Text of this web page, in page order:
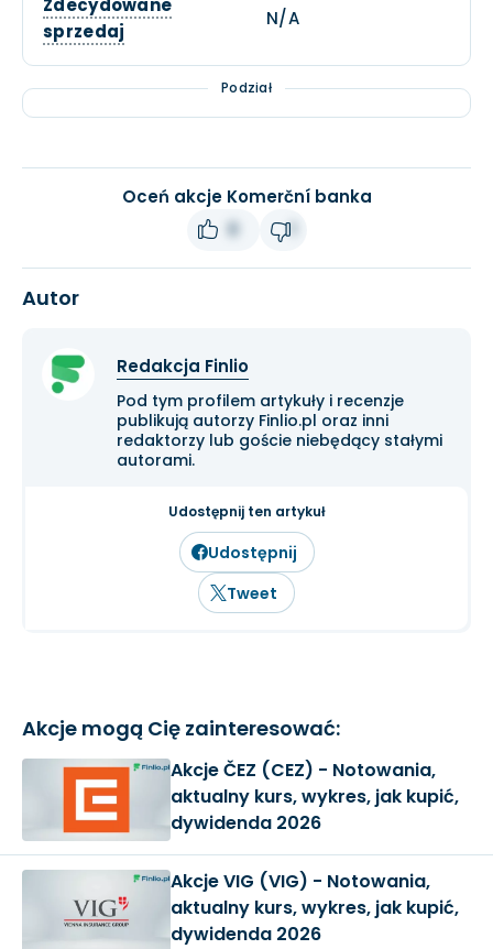
Zdecydowane
sprzedaj
N/A
Podział
Oceń akcje Komerční banka
1
Autor
Redakcja Finlio
Pod tym profilem artykuły i recenzje
publikują autorzy Finlio.pl oraz inni
redaktorzy lub goście niebędący stałymi
autorami.
Udostępnij ten artykuł
Udostępnij
Tweet
Akcje mogą Cię zainteresować:
Akcje ČEZ (CEZ) - Notowania,
aktualny kurs, wykres, jak kupić,
dywidenda 2026
Akcje VIG (VIG) - Notowania,
aktualny kurs, wykres, jak kupić,
dywidenda 2026